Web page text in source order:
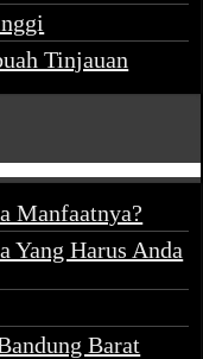
Tinjauan
Manfaatnya?
Yang Harus Anda
Barat